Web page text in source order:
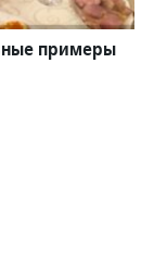
примеры